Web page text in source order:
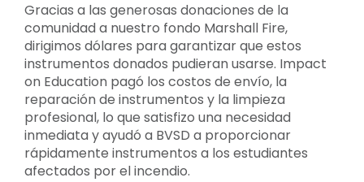
Gracias a las generosas donaciones de la
comunidad a nuestro fondo Marshall Fire,
dirigimos dólares para garantizar que estos
instrumentos donados pudieran usarse. Impact
on Education pagó los costos de envío, la
reparación de instrumentos y la limpieza
profesional, lo que satisfizo una necesidad
inmediata y ayudó a BVSD a proporcionar
rápidamente instrumentos a los estudiantes
afectados por el incendio.